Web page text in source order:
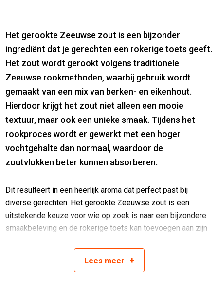
Het gerookte Zeeuwse zout is een bijzonder
ingrediënt dat je gerechten een rokerige toets geeft.
Het zout wordt gerookt volgens traditionele
Zeeuwse rookmethoden, waarbij gebruik wordt
gemaakt van een mix van berken- en eikenhout.
Hierdoor krijgt het zout niet alleen een mooie
textuur, maar ook een unieke smaak. Tijdens het
rookproces wordt er gewerkt met een hoger
vochtgehalte dan normaal, waardoor de
zoutvlokken beter kunnen absorberen.
Dit resulteert in een heerlijk aroma dat perfect past bij
diverse gerechten. Het gerookte Zeeuwse zout is een
uitstekende keuze voor wie op zoek is naar een bijzondere
smaakbeleving en de rokerige toets kan toevoegen aan zijn
Deze pot bevat 100 gram.Lees meer +